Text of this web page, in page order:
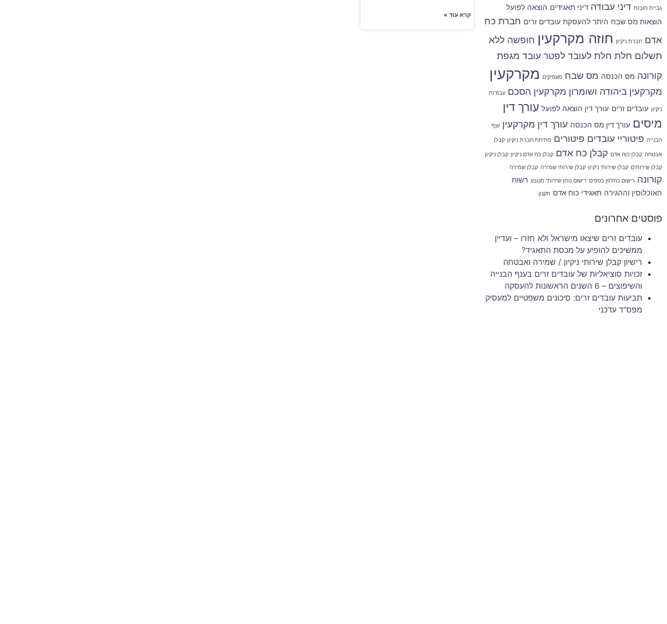
גביית חובות דיני עבודה דיני תאגידים הוצאה לפועל
הוצאות מס שבח היתר להעסקת עובדים זרים חברת כח
אדם חברת ניקיון חוזה מקרקעין חופשה ללא
תשלום חלת חלת לעובד לפטר עובד מגפת
קורונה מס הכנסה מס שבח מעסיקים מקרקעין
מקרקעין ביהודה ושומרון מקרקעין הסכם עבודות
ניקיון עובדים זרים עורך דין הוצאה לפועל עורך דין
מיסים עורך דין מס הכנסה עורך דין מקרקעין ענף
הבנייה פיטוריי עובדים פיטורים פתיחת חברת ניקיון קבלן
אבטחה קבלן כוח אדם קבלן כח אדם קבלן כח אדם ניקיון קבלן ניקיון
קבלן שירותים קבלן שירותי ניקיון קבלן שירותי שמירה קבלן שמירה
קורונה רישום כחלפן כספים רישום נותן שירותי מטבע רשות
האוכלוסין וההגירה תאגידי כוח אדם תקנון
פוסטים אחרונים
עובדים זרים שיצאו מישראל ולא חזרו – ועדיין
ממשיכים להופיע על מכסת התאגיד?
רישיון קבלן שירותי ניקיון / שמירה ואבטחה
זכויות סוציאליות של עובדים זרים בענף הבנייה
והשיפוצים – 6 השנים הראשונות להעסקה
תביעות עובדים זרים: סיכונים משפטיים למעסיק
מפס"ד עדכני
קרא עוד »